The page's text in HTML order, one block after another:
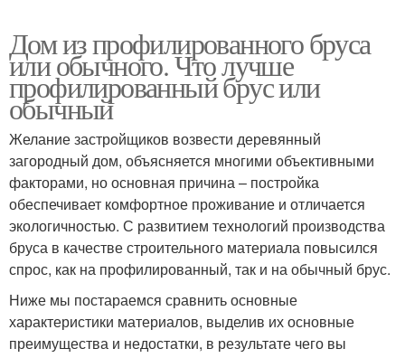
Дом из профилированного бруса
или обычного. Что лучше
профилированный брус или
обычный
Желание застройщиков возвести деревянный
загородный дом, объясняется многими объективными
факторами, но основная причина – постройка
обеспечивает комфортное проживание и отличается
экологичностью. С развитием технологий производства
бруса в качестве строительного материала повысился
спрос, как на профилированный, так и на обычный брус.
Ниже мы постараемся сравнить основные
характеристики материалов, выделив их основные
преимущества и недостатки, в результате чего вы